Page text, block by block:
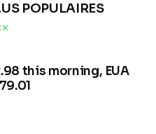
POPULAIRES
this morning, EUA